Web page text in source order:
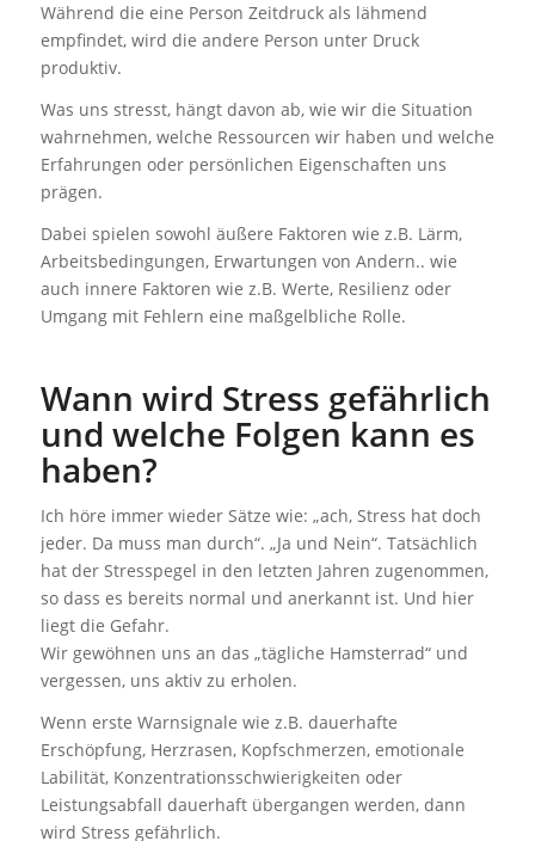
Während die eine Person Zeitdruck als lähmend
empfindet, wird die andere Person unter Druck
produktiv.
Was uns stresst, hängt davon ab, wie wir die Situation
wahrnehmen, welche Ressourcen wir haben und welche
Erfahrungen oder persönlichen Eigenschaften uns
prägen.
Dabei spielen sowohl äußere Faktoren wie z.B. Lärm,
Arbeitsbedingungen, Erwartungen von Andern.. wie
auch innere Faktoren wie z.B. Werte, Resilienz oder
Umgang mit Fehlern eine maßgelbliche Rolle.
Wann wird Stress gefährlich
und welche Folgen kann es
haben?
Ich höre immer wieder Sätze wie: „ach, Stress hat doch
jeder. Da muss man durch“. „Ja und Nein“. Tatsächlich
hat der Stresspegel in den letzten Jahren zugenommen,
so dass es bereits normal und anerkannt ist. Und hier
liegt die Gefahr.
Wir gewöhnen uns an das „tägliche Hamsterrad“ und
vergessen, uns aktiv zu erholen.
Wenn erste Warnsignale wie z.B. dauerhafte
Erschöpfung, Herzrasen, Kopfschmerzen, emotionale
Labilität, Konzentrationsschwierigkeiten oder
Leistungsabfall dauerhaft übergangen werden, dann
wird Stress gefährlich.